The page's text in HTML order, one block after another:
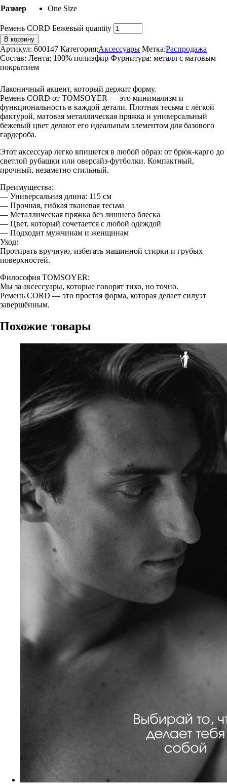
Размер One Size
Ремень CORD Бежевый quantity
В корзину
Артикул: 600147 Категория:Аксессуары Метка:Распродажа
Состав: Лента: 100% полиэфир Фурнитура: металл с матовым
покрытием
Лаконичный акцент, который держит форму.
Ремень CORD от TOMSOYER — это минимализм и
функциональность в каждой детали. Плотная тесьма с лёгкой
фактурой, матовая металлическая пряжка и универсальный
бежевый цвет делают его идеальным элементом для базового
гардероба.
Этот аксессуар легко впишется в любой образ: от брюк-карго до
светлой рубашки или оверсайз-футболки. Компактный,
прочный, незаметно стильный.
Преимущества:
— Универсальная длина: 115 см
— Прочная, гибкая тканевая тесьма
— Металлическая пряжка без лишнего блеска
— Цвет, который сочетается с любой одеждой
— Подходит мужчинам и женщинам
Уход:
Протирать вручную, избегать машинной стирки и грубых
поверхностей.
Философия TOMSOYER:
Мы за аксессуары, которые говорят тихо, но точно.
Ремень CORD — это простая форма, которая делает силуэт
завершённым.
Похожие товары